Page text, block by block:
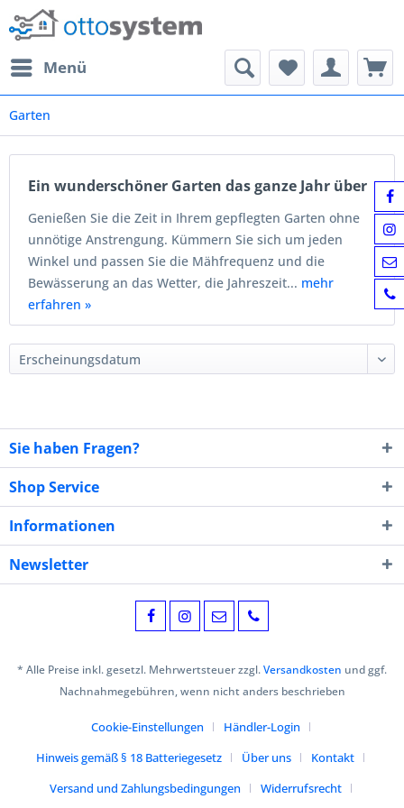
Menü
Garten
Ein wunderschöner Garten das ganze Jahr über
Genießen Sie die Zeit in Ihrem gepflegten Garten ohne
unnötige Anstrengung. Kümmern Sie sich um jeden
Winkel und passen Sie die Mähfrequenz und die
Bewässerung an das Wetter, die Jahreszeit... mehr
erfahren »
Sie haben Fragen?
Shop Service
Informationen
Newsletter
* Alle Preise inkl. gesetzl. Mehrwertsteuer zzgl.Versandkosten und ggf.
Nachnahmegebühren, wenn nicht anders beschrieben
Cookie-Einstellungen
Händler-Login
Hinweis gemäß § 18 Batteriegesetz
Über uns
Kontakt
Versand und Zahlungsbedingungen
Widerrufsrecht